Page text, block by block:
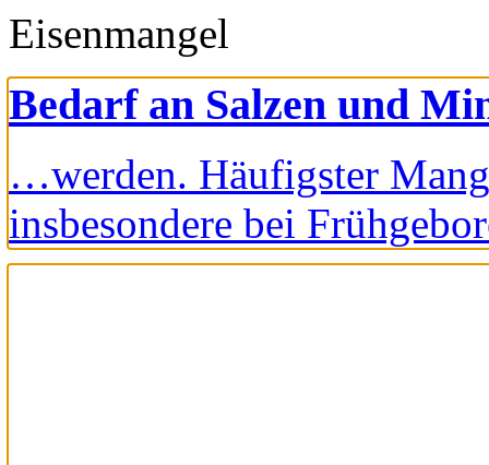
Eisenmangel
Bedarf an Salzen und
…werden. Häufigster
insbesondere bei